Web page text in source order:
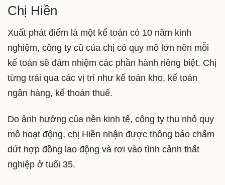
Chị Hiền
Xuất phát điểm là một kế toán có 10 năm kinh
nghiệm, công ty cũ của chị có quy mô lớn nên mỗi
kế toán sẽ đảm nhiệm các phần hành riêng biệt. Chị
từng trải qua các vị trí như kế toán kho, kế toán
ngân hàng, kế thoán thuế.
Do ảnh hưởng của nền kinh tế, công ty thu nhỏ quy
mô hoạt động, chị Hiền nhận được thông báo chấm
dứt hợp đồng lao động và rơi vào tình cảnh thất
nghiệp ở tuổi 35.